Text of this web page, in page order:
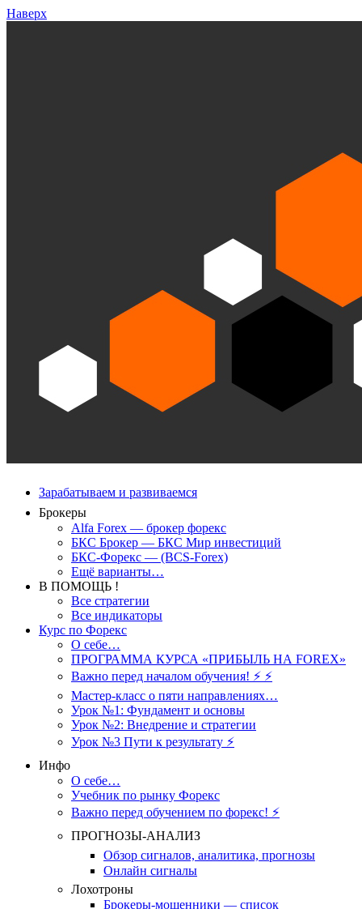
Наверх
Зарабатываем и развиваемся
Брокеры
Alfa Forex — брокер форекс
БКС Брокер — БКС Мир инвестиций
БКС-Форекс — (BCS-Forex)
Ещё варианты…
В ПОМОЩЬ !
Все стратегии
Все индикаторы
Курс по Форекс
О себе…
ПРОГРАММА КУРСА «ПРИБЫЛЬ НА FOREX»
Важно перед началом обучения! ⚡ ⚡
Мастер-класс о пяти направлениях…
Урок №1: Фундамент и основы
Урок №2: Внедрение и стратегии
Урок №3 Пути к результату ⚡️
Инфо
О себе…
Учебник по рынку Форекс
Важно перед обучением по форекс! ⚡
ПРОГНОЗЫ-АНАЛИЗ
Обзор сигналов, аналитика, прогнозы
Онлайн сигналы
Лохотроны
Брокеры-мошенники — список